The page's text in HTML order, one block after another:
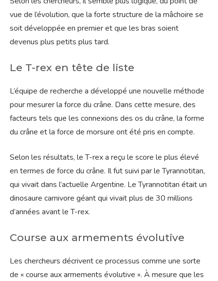
vue de l’évolution, que la forte structure de la mâchoire se
soit développée en premier et que les bras soient
devenus plus petits plus tard.
Le T-rex en tête de liste
L’équipe de recherche a développé une nouvelle méthode
pour mesurer la force du crâne. Dans cette mesure, des
facteurs tels que les connexions des os du crâne, la forme
du crâne et la force de morsure ont été pris en compte.
Selon les résultats, le T-rex a reçu le score le plus élevé
en termes de force du crâne. Il fut suivi par le Tyrannotitan,
qui vivait dans l’actuelle Argentine. Le Tyrannotitan était un
dinosaure carnivore géant qui vivait plus de 30 millions
d’années avant le T-rex.
Course aux armements évolutive
Les chercheurs décrivent ce processus comme une sorte
de « course aux armements évolutive ». À mesure que les